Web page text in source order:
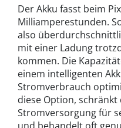
Der Akku fasst beim
Milliamperestunden.
also
mit einer Ladung
kommen. Die
einem intelligenten
Stromverbrauch
diese Option, schränkt
Stromversorgung für